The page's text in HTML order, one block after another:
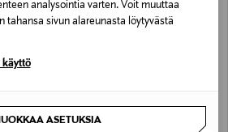
analysointia varten. Voit muuttaa
tahansa sivun alareunasta löytyvästä
käyttö
ASETUKSIA
AALIS ribbipaita, musta
Original Price